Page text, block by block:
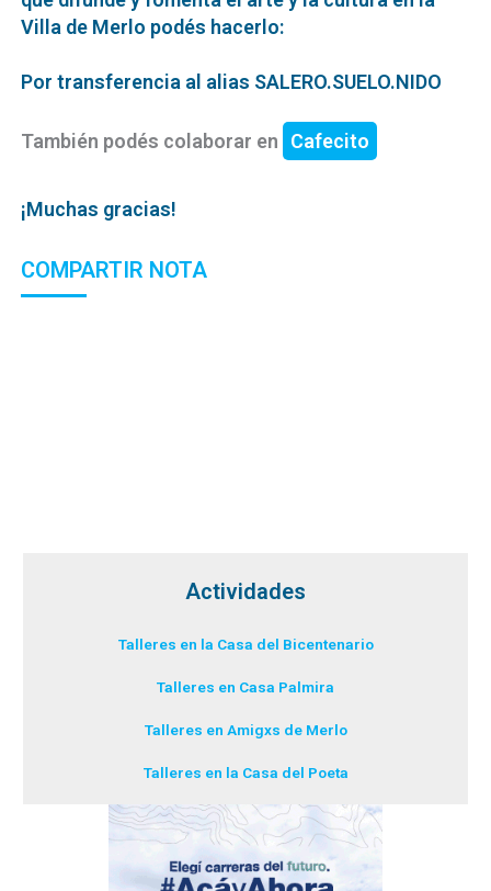
Villa de Merlo podés hacerlo:
Por transferencia al alias SALERO.SUELO.NIDO
También podés colaborar en Cafecito
¡Muchas gracias!
COMPARTIR NOTA
Actividades
Talleres en la Casa del Bicentenario
Talleres en Casa Palmira
Talleres en Amigxs de Merlo
Talleres en la Casa del Poeta